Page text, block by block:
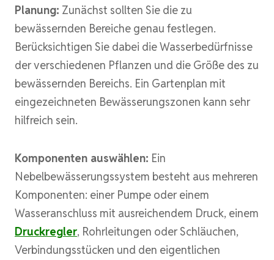
Planung: Zunächst sollten Sie die zu
bewässernden Bereiche genau festlegen.
Berücksichtigen Sie dabei die Wasserbedürfnisse
der verschiedenen Pflanzen und die Größe des zu
bewässernden Bereichs. Ein Gartenplan mit
eingezeichneten Bewässerungszonen kann sehr
hilfreich sein.
Komponenten auswählen: Ein
Nebelbewässerungssystem besteht aus mehreren
Komponenten: einer Pumpe oder einem
Wasseranschluss mit ausreichendem Druck, einem
Druckregler, Rohrleitungen oder Schläuchen,
Verbindungsstücken und den eigentlichen